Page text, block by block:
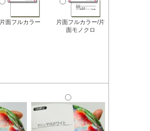
片面フルカラー
片面フルカラー/片
面モノクロ